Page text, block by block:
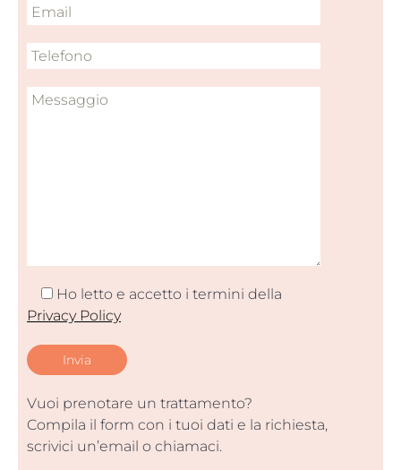
Ho letto e accetto i termini della
Privacy Policy
Vuoi prenotare un trattamento?
Compila il form con i tuoi dati e la richiesta,
scrivici un’email o chiamaci.